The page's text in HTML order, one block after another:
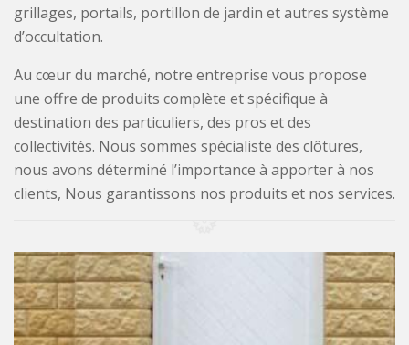
grillages, portails, portillon de jardin et autres système
d’occultation.
Au cœur du marché, notre entreprise vous propose
une offre de produits complète et spécifique à
destination des particuliers, des pros et des
collectivités. Nous sommes spécialiste des clôtures,
nous avons déterminé l’importance à apporter à nos
clients, Nous garantissons nos produits et nos services.